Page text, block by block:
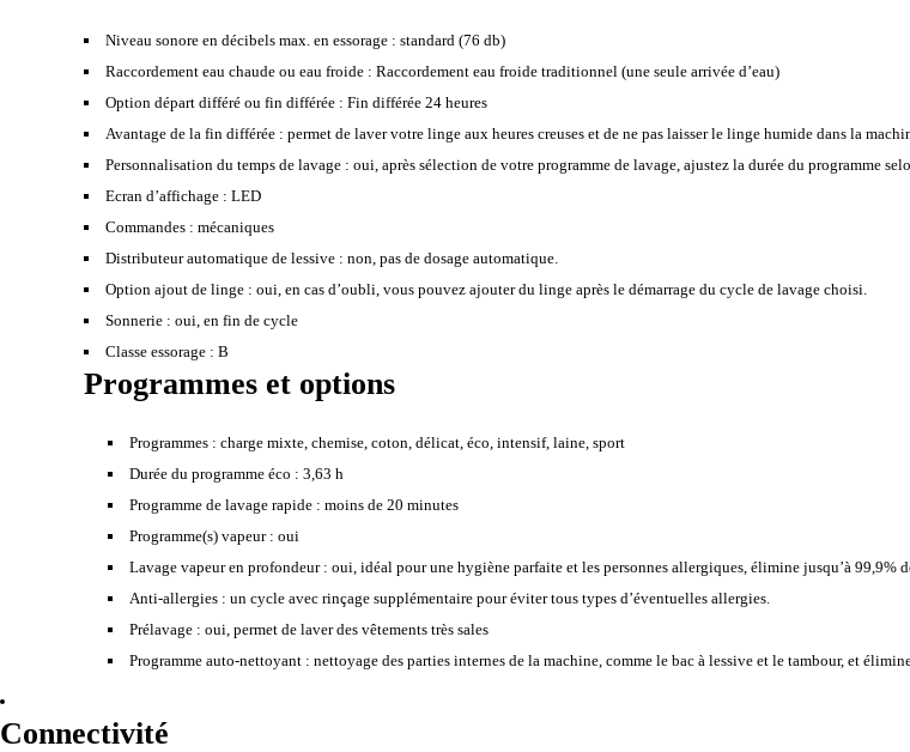
Niveau sonore en décibels max. en essorage : standard (76 db)
Raccordement eau chaude ou eau froide : Raccordement eau froide traditionnel (une seule arrivée d’eau)
Option départ différé ou fin différée : Fin différée 24 heures
Avantage de la fin différée : permet de laver votre linge aux heures creuses et de ne pas laisser le linge humide dans la
Personnalisation du temps de lavage : oui, après sélection de votre programme de lavage, ajustez la durée du programme
Ecran d’affichage : LED
Commandes : mécaniques
Distributeur automatique de lessive : non, pas de dosage automatique.
Option ajout de linge : oui, en cas d’oubli, vous pouvez ajouter du linge après le démarrage du cycle de lavage choisi.
Sonnerie : oui, en fin de cycle
Classe essorage : B
Programmes et options
Programmes : charge mixte, chemise, coton, délicat, éco, intensif, laine, sport
Durée du programme éco : 3,63 h
Programme de lavage rapide : moins de 20 minutes
Programme(s) vapeur : oui
Lavage vapeur en profondeur : oui, idéal pour une hygiène parfaite et les personnes allergiques, élimine jusqu’à 99,9%
Anti-allergies : un cycle avec rinçage supplémentaire pour éviter tous types d’éventuelles allergies.
Prélavage : oui, permet de laver des vêtements très sales
Programme auto-nettoyant : nettoyage des parties internes de la machine, comme le bac à lessive et le tambour, et
Connectivité